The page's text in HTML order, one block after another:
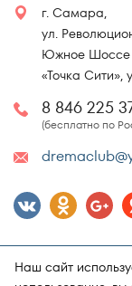
г. Самара,
ул.
Южное Шоссе
«Точка Сити»,
8 846 225
(бесплатно по
Наш сайт